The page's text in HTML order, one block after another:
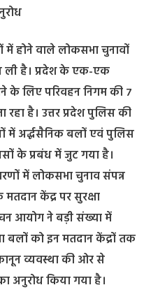
में होने वाले लोकसभा चुनावों
ली है। प्रदेश के एक-एक
के लिए परिवहन निगम की 7
रहा है। उत्तर प्रदेश पुलिस की
में अर्द्धसैनिक बलों एवं पुलिस
के प्रबंध में जुट गया है।
में लोकसभा चुनाव संपन्न
केंद्र पर सुरक्षा
आयोग ने बड़ी संख्या में
बलों को इन मतदान केंद्रों तक
व्यवस्था की ओर से
अनुरोध किया गया है।